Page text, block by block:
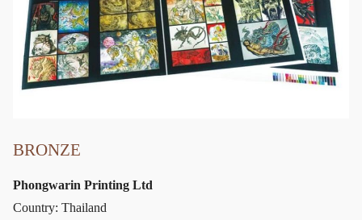
BRONZE
Phongwarin Printing Ltd
Country: Thailand